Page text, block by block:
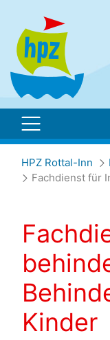
HPZ Rottal-Inn
Fachdienst für
Kinder